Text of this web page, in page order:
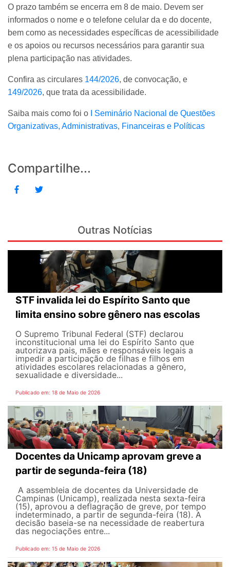
O prazo também se encerra em 8 de maio. Devem ser
informados o nome e o telefone celular da e do docente,
bem como as necessidades específicas de acessibilidade
e os apoios ou recursos necessários para garantir sua
plena participação nas atividades.
Confira as circulares 144/2026, de convocação, e
149/2026, que trata da acessibilidade.
Saiba mais como foi o
I Seminário Nacional de Questões
Organizativas, Administrativas, Financeiras e Políticas
Compartilhe...
Outras Notícias
STF invalida lei do Espírito Santo que
limita ensino sobre gênero nas escolas
O Supremo Tribunal Federal (STF) declarou
inconstitucional uma lei do Espírito Santo que
autorizava pais, mães e responsáveis legais ​​a
impedir a participação de filhas e filhos em
atividades escolares relacionadas a gênero,
sexualidade e diversidade...
Publicado em: 18 de Maio de 2026
Docentes da Unicamp aprovam greve a
partir de segunda-feira (18)
A assembleia de docentes da Universidade de
Campinas (Unicamp), realizada nesta sexta-feira
(15), aprovou a deflagração de greve, por tempo
indeterminado, a partir de segunda-feira (18). A
decisão baseia-se na necessidade de reabertura
das negociações entre...
Publicado em: 15 de Maio de 2026